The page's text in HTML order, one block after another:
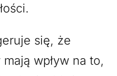
się, że
wpływ na to,